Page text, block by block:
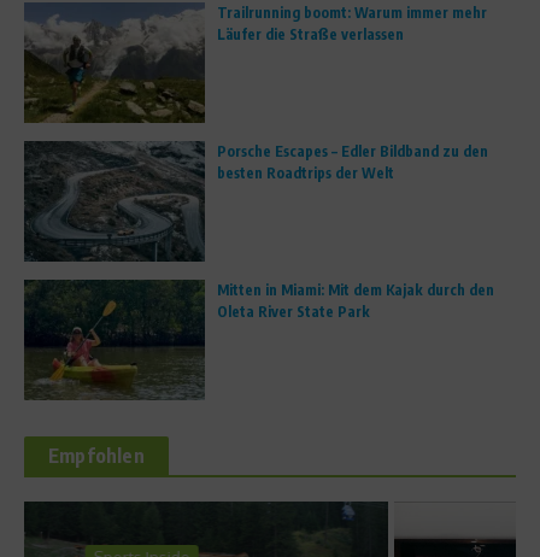
Trailrunning boomt: Warum immer mehr
Läufer die Straße verlassen
Porsche Escapes – Edler Bildband zu den
besten Roadtrips der Welt
Mitten in Miami: Mit dem Kajak durch den
Oleta River State Park
Empfohlen
Fußball